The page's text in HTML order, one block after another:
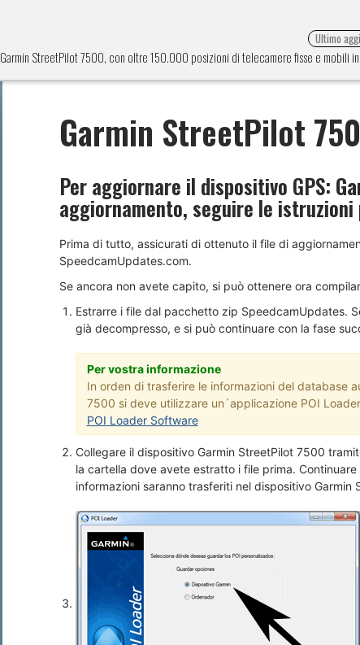
StreetPilot 7500, con oltre 150.000 posizioni di telecamere fisse e mobili
Ultimo
Garmin StreetPilot
Per aggiornare il dispositivo GPS:
aggiornamento, seguire le istruzioni
Prima di tutto, assicurati di ottenuto il file di
SpeedcamUpdates.com.
Se ancora non avete capito, si può ottenere ora
Estrarre i file dal pacchetto zip SpeedcamUpdates.
già decompresso, e si può continuare con la fase
Per vostra informazione
In orden di trasferire le informazioni del database
7500 si deve utilizzare un´applicazione POI
POI Loader Software
Collegare il dispositivo Garmin StreetPilot 7500
la cartella dove avete estratto i file prima.
informazioni saranno trasferiti nel dispositivo Garmin